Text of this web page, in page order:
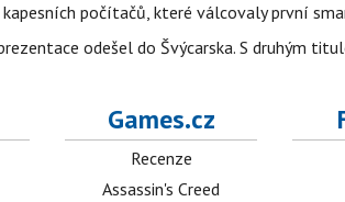
počítačů, které válcovaly první
odešel do Švýcarska. S druhým
Games.cz
Recenze
Assassin's Creed